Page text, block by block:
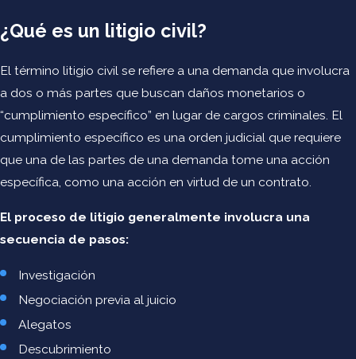
administrativas ante la FAA y NTSB que surjan de Cartas de
Notificaciones de Acciones Certificadas. Finalmente,
representamos a pilotos y propietarios de aeronaves en
investigaciones y litigios civiles relacionados que surjan de
accidentes e incidentes de aeronaves y helicópteros en
tribunales estatales y federales.
Otros Asuntos de Aviación
En Benjamin Law Firm, también manejamos los siguientes
asuntos de aviación:
Asesorar a los propietarios de aviones sobre compras,
arrendamientos y financiamiento de aeronaves, motores
y equipos, y negociar y preparar la documentación
¿Qué es un litigio civil?
El término litigio civil se refiere a una demanda que involucra
a dos o más partes que buscan daños monetarios o
“cumplimiento específico” en lugar de cargos criminales. El
cumplimiento específico es una orden judicial que requiere
que una de las partes de una demanda tome una acción
específica, como una acción en virtud de un contrato.
El proceso de litigio generalmente involucra una
secuencia de pasos:
Investigación
Negociación previa al juicio
Alegatos
Descubrimiento